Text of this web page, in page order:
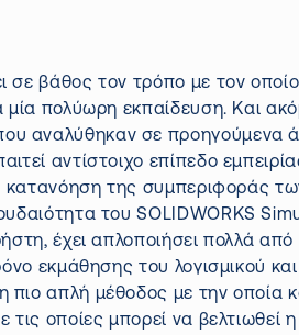
σε βάθος τον τρόπο με τον
πολύωρη εκπαίδευση. Και
αναλύθηκαν σε προηγούμενα
αντίστοιχο επίπεδο
κατανόηση της συμπεριφοράς
του SOLIDWORKS
έχει απλοποιήσει πολλά
εκμάθησης του λογισμικού
απλή μέθοδος με την οποία
οποίες μπορεί να βελτιωθεί